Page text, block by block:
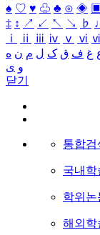
♠ ♡ ♥ ♧ ♣ ⊙ ◈ ▣
‡ ↕ ↗ ↙ ↖ ↘ ♭ ♩
ⅰ
ⅱ ⅲ ⅳ ⅴ ⅵ
غ ف ق ک ل م ن ه
و ی
닫기
통합검
국내학
학위논
해외학